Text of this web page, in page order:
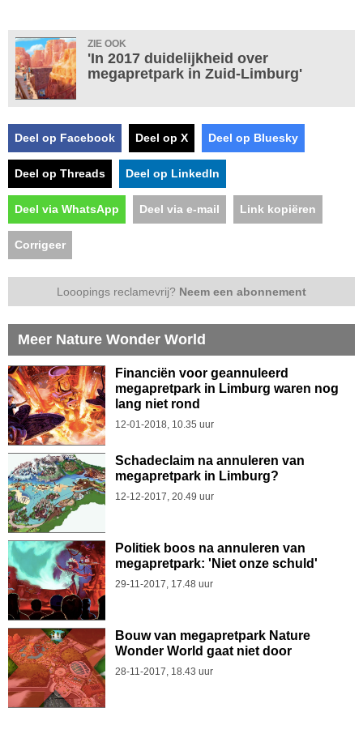
ZIE OOK
'In 2017 duidelijkheid over
megapretpark in Zuid-Limburg'
Deel op Facebook Deel op X Deel op Bluesky
Deel op Threads Deel op LinkedIn
Deel via WhatsApp Deel via e-mail Link kopiëren
Corrigeer
Looopings reclamevrij? Neem een abonnement
Meer Nature Wonder World
Financiën voor geannuleerd
megapretpark in Limburg waren nog
lang niet rond
12-01-2018, 10.35 uur
Schadeclaim na annuleren van
megapretpark in Limburg?
12-12-2017, 20.49 uur
Politiek boos na annuleren van
megapretpark: 'Niet onze schuld'
29-11-2017, 17.48 uur
Bouw van megapretpark Nature
Wonder World gaat niet door
28-11-2017, 18.43 uur